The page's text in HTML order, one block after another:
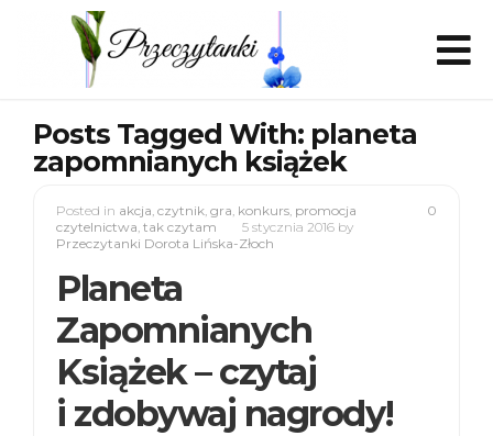
Posts Tagged With: planeta
zapomnianych książek
0
Posted in akcja, czytnik, gra, konkurs, promocja
czytelnictwa, tak czytam 5 stycznia 2016 by
Przeczytanki Dorota Lińska-Złoch
Planeta
Zapomnianych
Książek – czytaj
i zdobywaj nagrody!